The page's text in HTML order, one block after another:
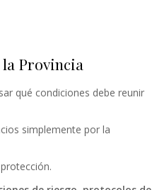
Provincia
qué condiciones debe reunir
simplemente por la